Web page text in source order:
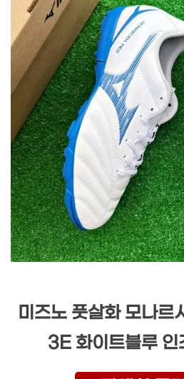
미즈노 풋살화 모나
3E 화이트블루